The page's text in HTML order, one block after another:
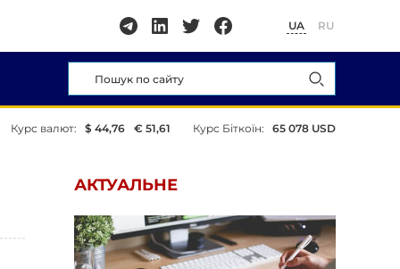
UA RU
Курс валют: $ 44,76 € 51,61 Курс Біткоїн: 65 078 USD
АКТУАЛЬНЕ